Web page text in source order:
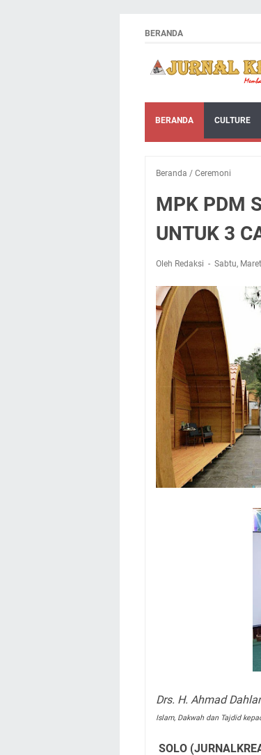
BERANDA
BERANDA CULTURE
Beranda / Ceremoni
MPK PDM
UNTUK 3
Oleh Redaksi Sabtu,
Drs. H. Ahmad
Islam, Dakwah dan Tajdid
SOLO